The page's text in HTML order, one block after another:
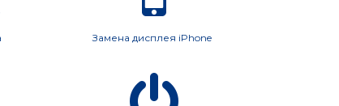
Замена дисплея iPhone